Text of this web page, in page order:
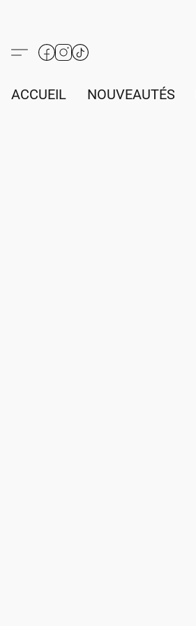
ACCUEIL NOUVEAUTÉS